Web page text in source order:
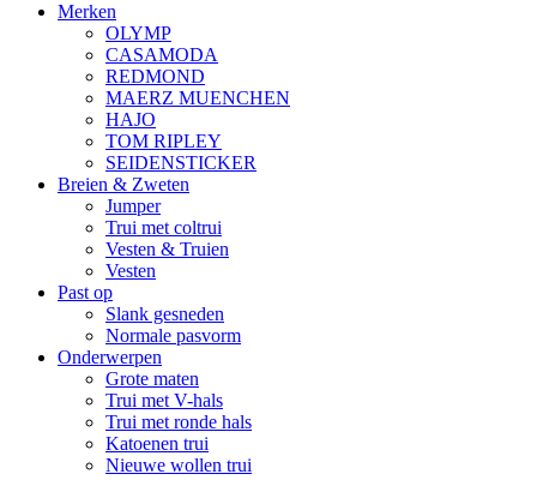
Merken
OLYMP
CASAMODA
REDMOND
MAERZ MUENCHEN
HAJO
TOM RIPLEY
SEIDENSTICKER
Breien & Zweten
Jumper
Trui met coltrui
Vesten & Truien
Vesten
Past op
Slank gesneden
Normale pasvorm
Onderwerpen
Grote maten
Trui met V-hals
Trui met ronde hals
Katoenen trui
Nieuwe wollen trui